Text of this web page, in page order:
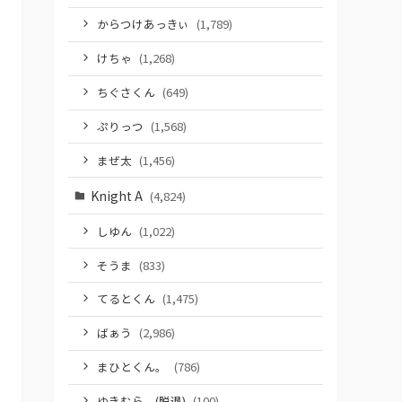
からつけあっきぃ (1,789)
けちゃ (1,268)
ちぐさくん (649)
ぷりっつ (1,568)
まぜ太 (1,456)
Knight A (4,824)
しゆん (1,022)
そうま (833)
てるとくん (1,475)
ばぁう (2,986)
まひとくん。
(786)